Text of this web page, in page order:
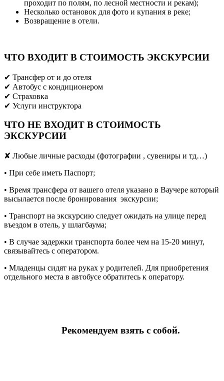
проходит по полям, по лесной местности и рекам);
Несколько остановок для фото и купания в реке;
Возвращение в отели.
ЧТО ВХОДИТ В СТОИМОСТЬ ЭКСКУРСИИ
✔ Трансфер от и до отеля
✔ Aвтобус с кондиционером
✔ Страховка
✔ Услуги инструктора
ЧТО НЕ ВХОДИТ В СТОИМОСТЬ
ЭКСКУРСИИ
✘ Любые личные расходы (фотографии , сувениры и тд…)
• При себе иметь Паспорт;
• Время трансфера от вашего отеля указано в Ваучере который
высылается после бронирования экскурсии;
• Транспорт на экскурсию следует ожидать на улице перед
въездом в отель, у шлагбаума;
• В случае задержки транспорта более чем на 15-20 минут,
связывайтесь с оператором.
• Младенцы сидят на руках у родителей. Для приобретения
отдельного места в автобусе обратитесь к оператору.
Рекомендуем взять с собой.